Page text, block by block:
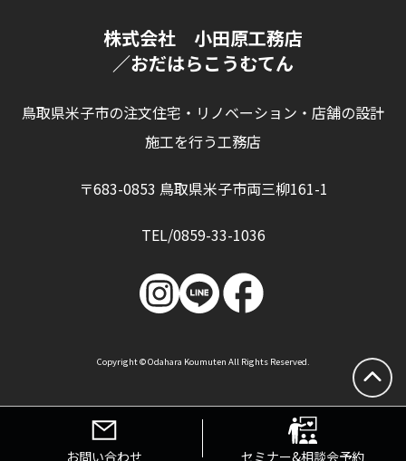
株式会社 小田原工務店
／おだはらこうむてん
鳥取県米子市の注文住宅・リノベーション・店舗の設計
施工を行う工務店
〒683-0853 鳥取県米子市両三柳161-1
TEL/0859-33-1036
Copyright © Odahara Koumuten All Rights Reserved.
お問い合わせ セミナー&相談会予約